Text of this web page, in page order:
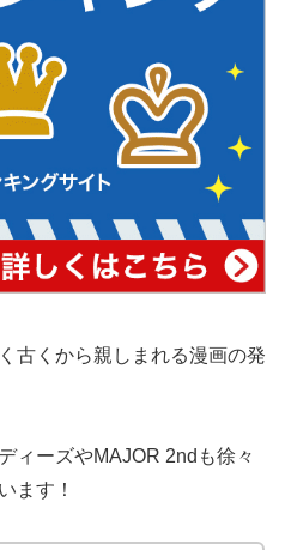
古くから親しまれる漫画の発
ィーズやMAJOR 2ndも徐々
ます！